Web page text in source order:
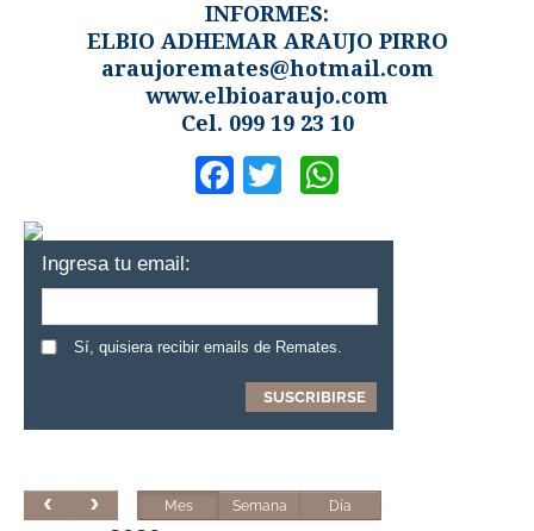
INFORMES:
ELBIO ADHEMAR ARAUJO PIRRO
araujoremates@hotmail.com
www.elbioaraujo.com
Cel. 099 19 23 10
Facebook
Twitter
Ingresa tu email:
Sí, quisiera recibir emails de Remates.
Mes Semana Día